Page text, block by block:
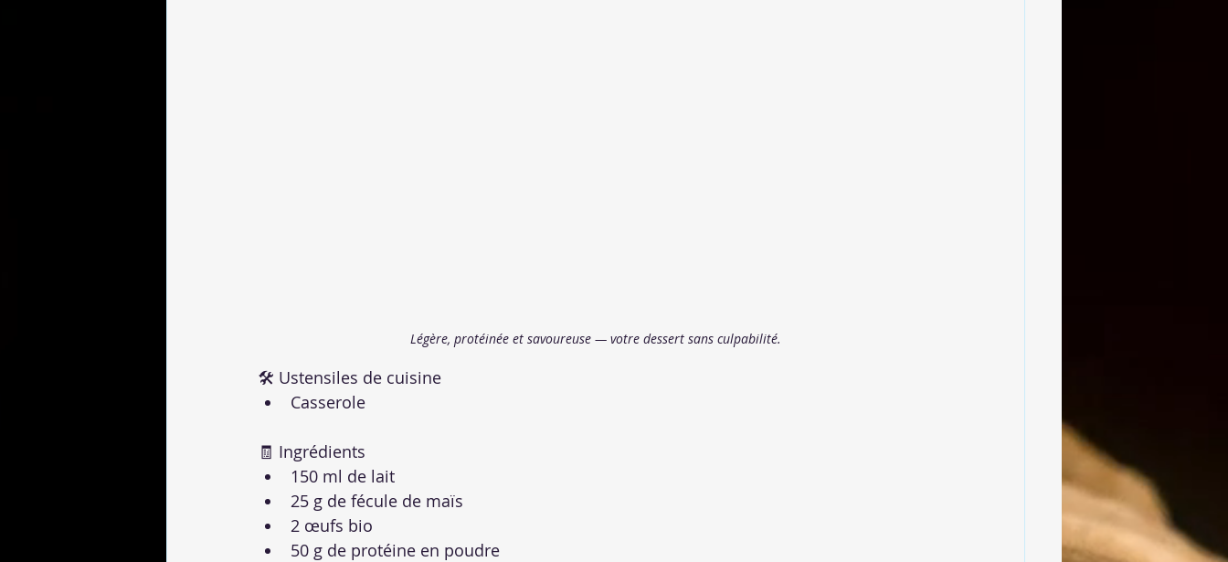
Légère, protéinée et savoureuse — votre dessert sans culpabilité.
🛠 Ustensiles de cuisine
Casserole
🧾 Ingrédients
150 ml de lait
25 g de fécule de maïs
2 œufs bio
50 g de protéine en poudre